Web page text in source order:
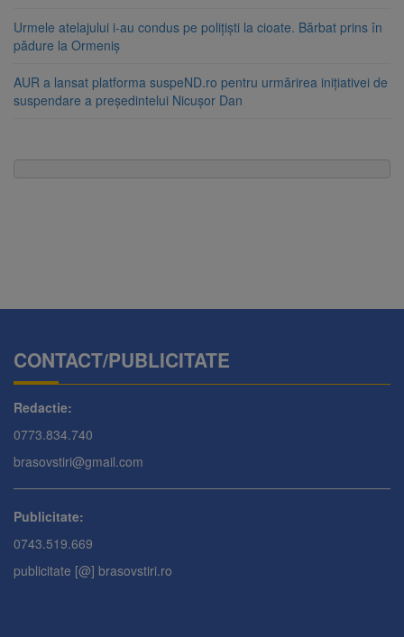
Urmele atelajului i-au condus pe polițiști la cioate. Bărbat prins în
pădure la Ormeniș
AUR a lansat platforma suspeND.ro pentru urmărirea inițiativei de
suspendare a președintelui Nicușor Dan
CONTACT/PUBLICITATE
Redactie:
0773.834.740
brasovstiri@gmail.com
Publicitate:
0743.519.669
publicitate [@] brasovstiri.ro